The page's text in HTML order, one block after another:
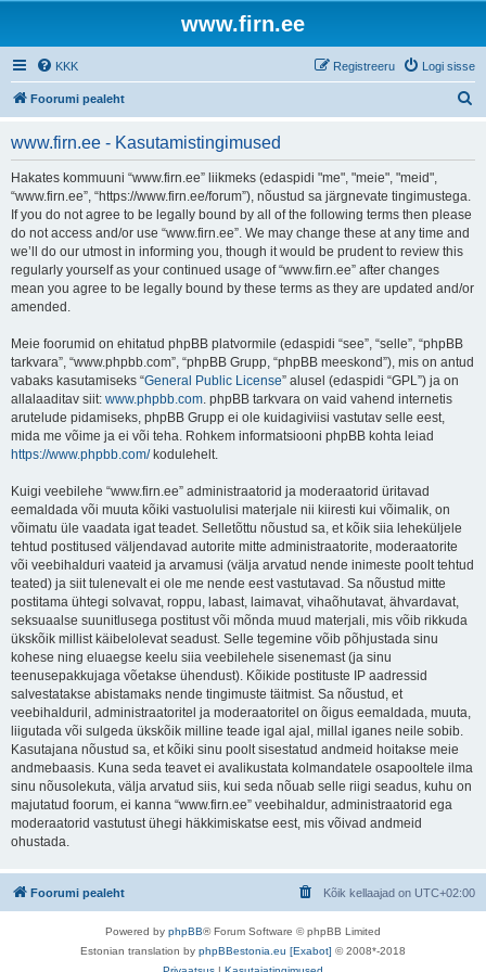
www.firn.ee
KKK Logi sisse
Registreeru
Foorumi pealeht
www.firn.ee - Kasutamistingimused
Hakates kommuuni “www.firn.ee” liikmeks (edaspidi "me", "meie", "meid",
“www.firn.ee”, “https://www.firn.ee/forum”), nõustud sa järgnevate tingimustega.
If you do not agree to be legally bound by all of the following terms then please
do not access and/or use “www.firn.ee”. We may change these at any time and
we’ll do our utmost in informing you, though it would be prudent to review this
regularly yourself as your continued usage of “www.firn.ee” after changes
mean you agree to be legally bound by these terms as they are updated and/or
amended.
Meie foorumid on ehitatud phpBB platvormile (edaspidi “see”, “selle”, “phpBB
tarkvara”, “www.phpbb.com”, “phpBB Grupp, “phpBB meeskond”), mis on antud
vabaks kasutamiseks “General Public License” alusel (edaspidi “GPL”) ja on
allalaaditav siit: www.phpbb.com. phpBB tarkvara on vaid vahend internetis
arutelude pidamiseks, phpBB Grupp ei ole kuidagiviisi vastutav selle eest,
mida me võime ja ei või teha. Rohkem informatsiooni phpBB kohta leiad
https://www.phpbb.com/kodulehelt.
Kuigi veebilehe “www.firn.ee” administraatorid ja moderaatorid üritavad
eemaldada või muuta kõiki vastuolulisi materjale nii kiiresti kui võimalik, on
võimatu üle vaadata igat teadet. Selletõttu nõustud sa, et kõik siia leheküljele
tehtud postitused väljendavad autorite mitte administraatorite, moderaatorite
või veebihalduri vaateid ja arvamusi (välja arvatud nende inimeste poolt tehtud
teated) ja siit tulenevalt ei ole me nende eest vastutavad. Sa nõustud mitte
postitama ühtegi solvavat, roppu, labast, laimavat, vihaõhutavat, ähvardavat,
seksuaalse suunitlusega postitust või mõnda muud materjali, mis võib rikkuda
ükskõik millist käibelolevat seadust. Selle tegemine võib põhjustada sinu
kohese ning eluaegse keelu siia veebilehele sisenemast (ja sinu
teenusepakkujaga võetakse ühendust). Kõikide postituste IP aadressid
salvestatakse abistamaks nende tingimuste täitmist. Sa nõustud, et
veebihalduril, administraatoritel ja moderaatoritel on õigus eemaldada, muuta,
liigutada või sulgeda ükskõik milline teade igal ajal, millal iganes neile sobib.
Kasutajana nõustud sa, et kõiki sinu poolt sisestatud andmeid hoitakse meie
andmebaasis. Kuna seda teavet ei avalikustata kolmandatele osapooltele ilma
sinu nõusolekuta, välja arvatud siis, kui seda nõuab selle riigi seadus, kuhu on
majutatud foorum, ei kanna “www.firn.ee” veebihaldur, administraatorid ega
moderaatorid vastutust ühegi häkkimiskatse eest, mis võivad andmeid
ohustada.
Foorumi pealeht Kõik kellaajad on UTC+02:00
Powered by phpBB® Forum Software © phpBB Limited
Estonian translation by phpBBestonia.eu [Exabot] © 2008*-2018